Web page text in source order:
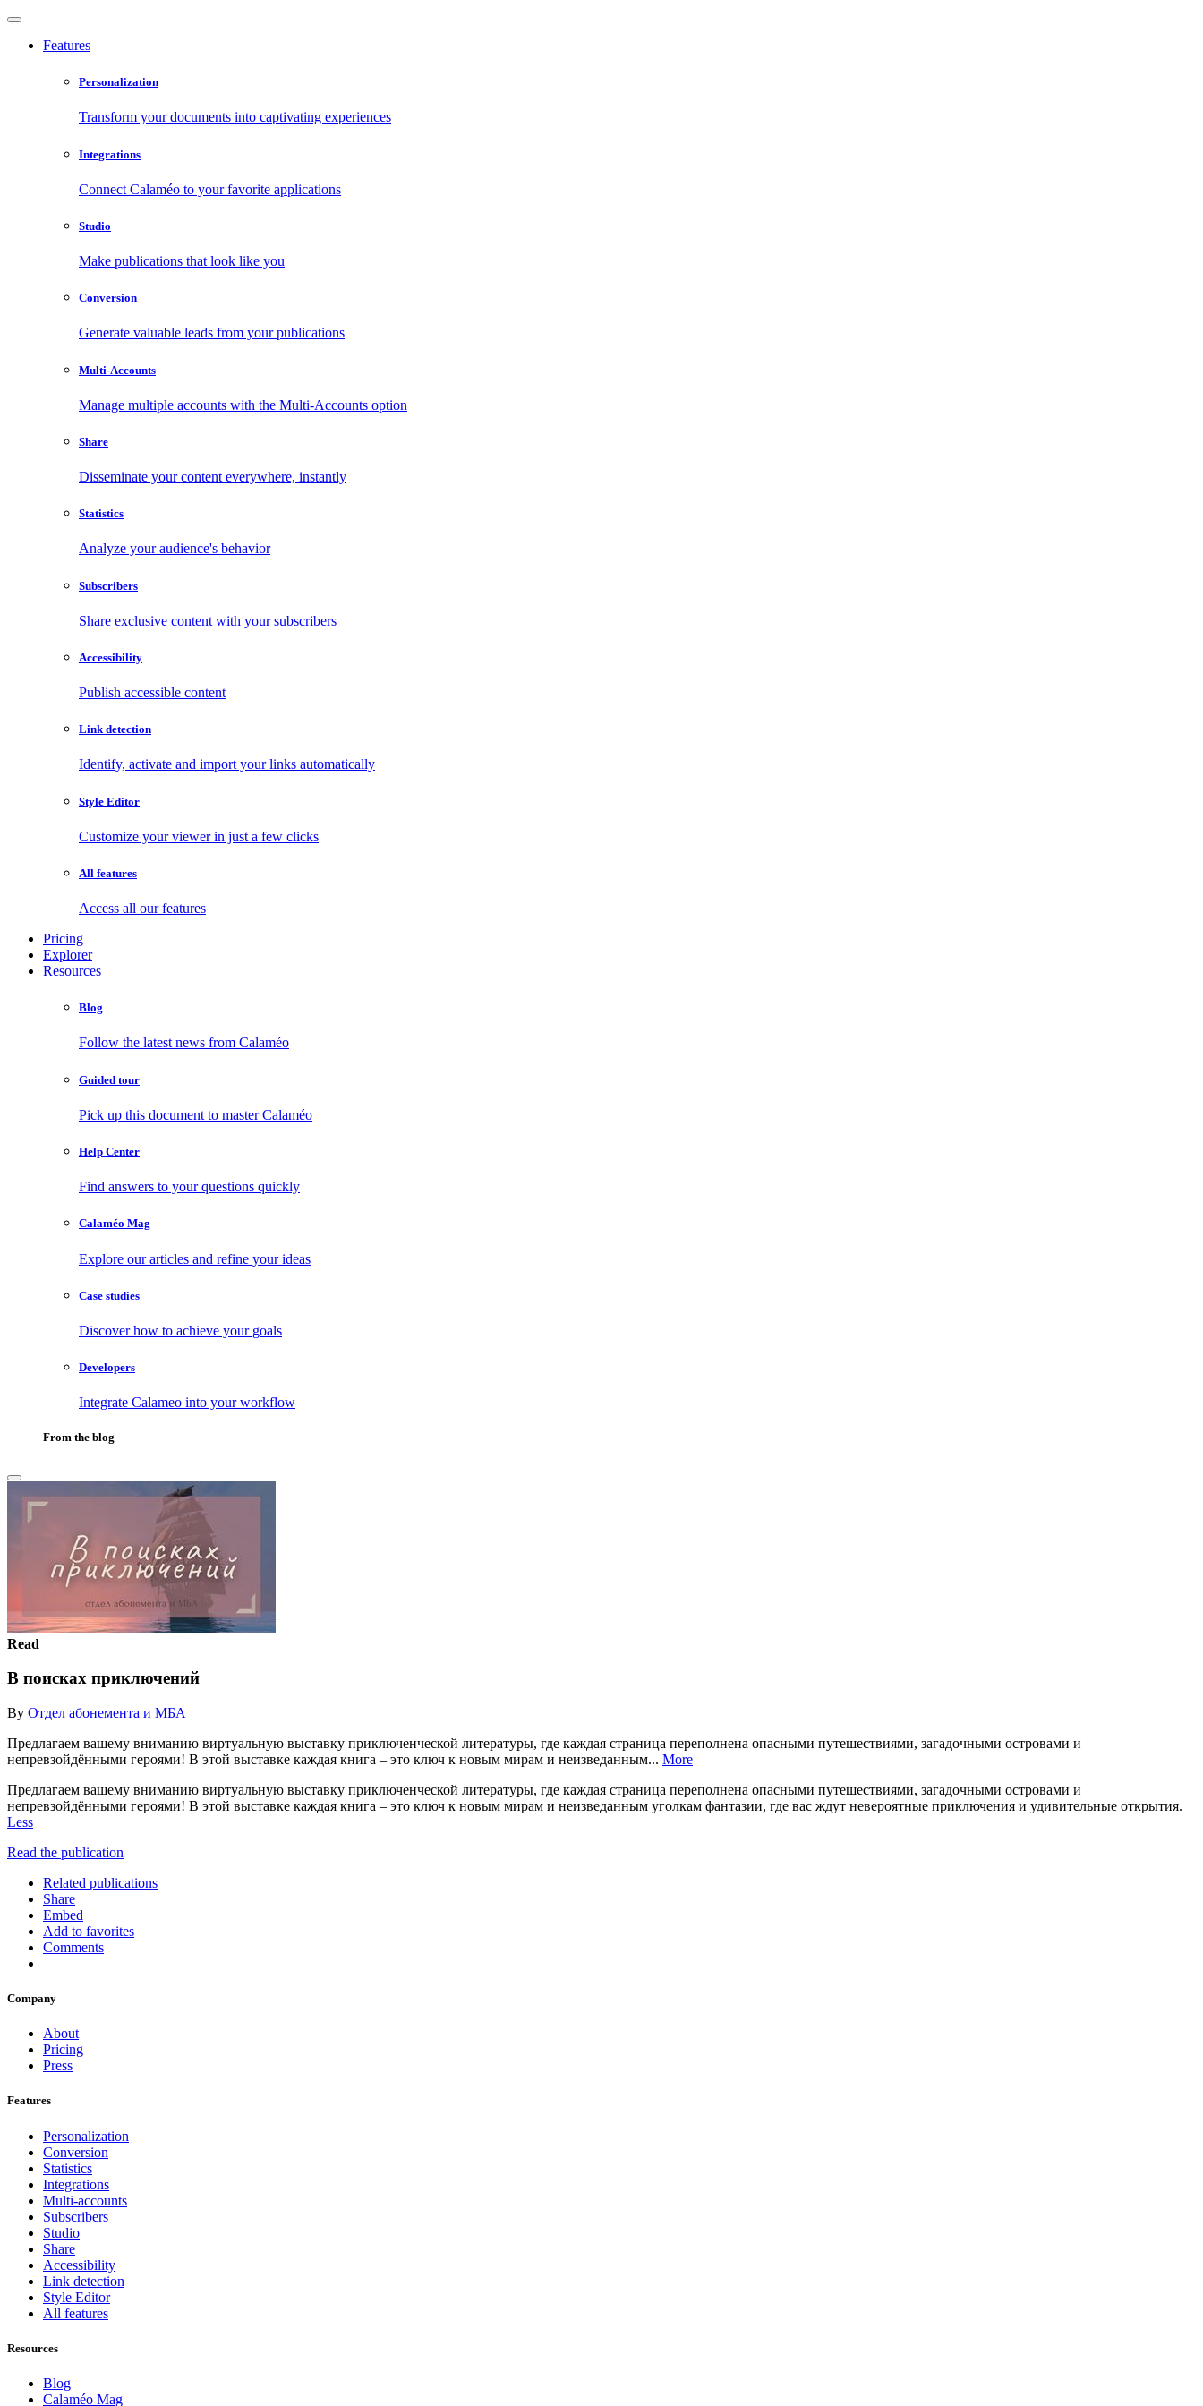
Features
Personalization
Transform your documents into captivating experiences
Integrations
Connect Calaméo to your favorite applications
Studio
Make publications that look like you
Conversion
Generate valuable leads from your publications
Multi-Accounts
Manage multiple accounts with the Multi-Accounts option
Share
Disseminate your content everywhere, instantly
Statistics
Analyze your audience's behavior
Subscribers
Share exclusive content with your subscribers
Accessibility
Publish accessible content
Link detection
Identify, activate and import your links automatically
Style Editor
Customize your viewer in just a few clicks
All features
Access all our features
Pricing
Explorer
Resources
Blog
Follow the latest news from Calaméo
Guided tour
Pick up this document to master Calaméo
Help Center
Find answers to your questions quickly
Calaméo Mag
Explore our articles and refine your ideas
Case studies
Discover how to achieve your goals
Developers
Integrate Calameo into your workflow
From the blog
Read
В поисках приключений
By Отдел абонемента и МБА
Предлагаем вашему вниманию виртуальную выставку приключенческой литературы, где каждая страница переполнена опасными путешествиями, загадочными островами и
непревзойдёнными героями! В этой выставке каждая книга – это ключ к новым мирам и неизведанным... More
Предлагаем вашему вниманию виртуальную выставку приключенческой литературы, где каждая страница переполнена опасными путешествиями, загадочными островами и
непревзойдёнными героями! В этой выставке каждая книга – это ключ к новым мирам и неизведанным уголкам фантазии, где вас ждут невероятные приключения и удивительные открытия.
Less
Read the publication
Related publications
Share
Embed
Add to favorites
Comments
Company
About
Pricing
Press
Features
Personalization
Conversion
Statistics
Integrations
Multi-accounts
Subscribers
Studio
Share
Accessibility
Link detection
Style Editor
All features
Resources
Blog
Calaméo Mag